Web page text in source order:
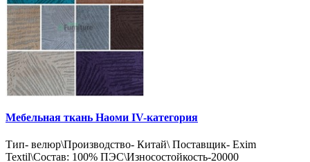
Мебельная ткань Наоми IV-категория
Тип- велюр\Производство- Китай\ Поставщик- Exim
Textil\Состав: 100% ПЭС\Износостойкость-20000